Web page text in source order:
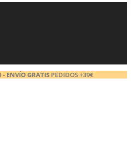
- ENVÍO GRATISPEDIDOS +39€